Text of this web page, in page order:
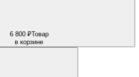
6 800 ₽Товар
в корзине